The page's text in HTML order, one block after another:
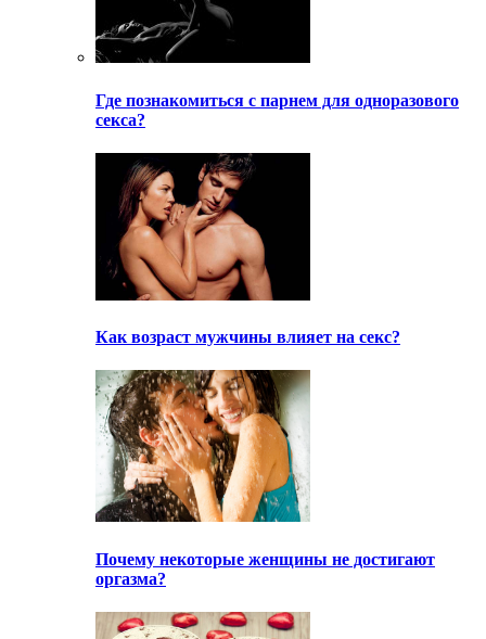
Где познакомиться с парнем для одноразового
секса?
Как возраст мужчины влияет на секс?
Почему некоторые женщины не достигают
оргазма?